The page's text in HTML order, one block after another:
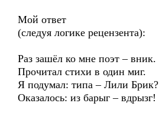
Мой ответ
(следуя логике рецензента):
Раз зашёл ко мне поэт – вник.
Прочитал стихи в один миг.
Я подумал: типа – Лили Брик?
Оказалось: из барыг – вдрызг!